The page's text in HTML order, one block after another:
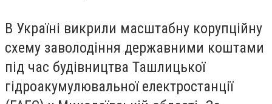
В Україні викрили масштабну корупційну
схему заволодіння державними коштами
під час будівництва Ташлицької
гідроакумулювальної електростанції